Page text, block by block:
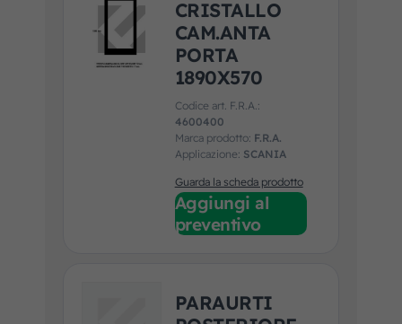
CRISTALLO
CAM.ANTA
PORTA
1890X570
Codice art. F.R.A.:
4600400
Marca prodotto: F.R.A.
Applicazione: SCANIA
Guarda la scheda prodotto
Aggiungi al
preventivo
PARAURTI